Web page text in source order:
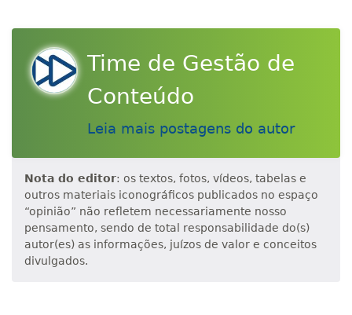
Time de Gestão de
Conteúdo
Leia mais postagens do autor
Nota do editor: os textos, fotos, vídeos, tabelas e
outros materiais iconográficos publicados no espaço
“opinião” não refletem necessariamente nosso
pensamento, sendo de total responsabilidade do(s)
autor(es) as informações, juízos de valor e conceitos
divulgados.